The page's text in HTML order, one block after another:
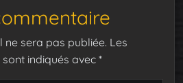
sera pas publiée. Les
indiqués avec *